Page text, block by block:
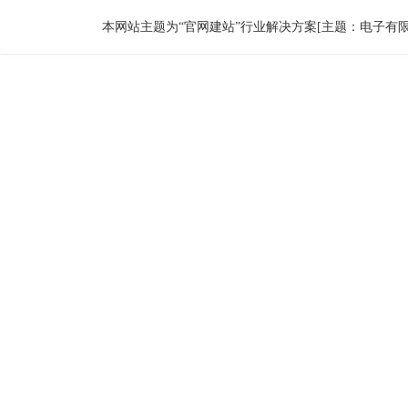
本网站主题为“官网建站”行业解决方案[主题：电子有